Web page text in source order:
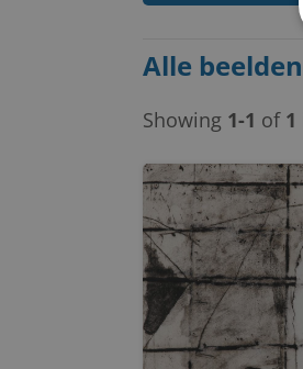
Alle
Showing 1-1 of 1